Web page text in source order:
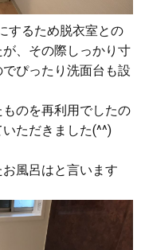
するため脱衣室との
、その際しっかり寸
ぴったり洗面台も設
のを再利用でしたの
ただきました(^^)
風呂はと言います